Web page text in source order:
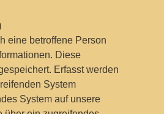
eine betroffene Person
Diese
Erfasst werden
System
System auf unsere